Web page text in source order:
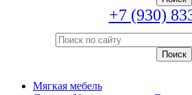
+7 (930)
Мягкая мебель